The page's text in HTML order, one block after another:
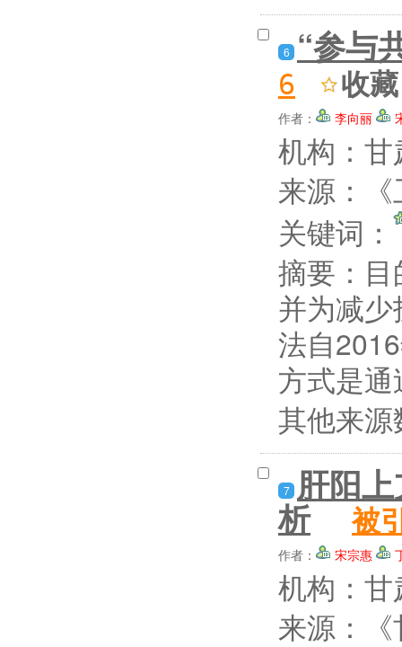
6 “参与
6 收藏
作者： 李向丽
机构：
来源：
关键词：
摘要：
并为减
法自
方式是
其他来
7 肝阳
析 被
作者： 宋宗惠
机构：
来源：